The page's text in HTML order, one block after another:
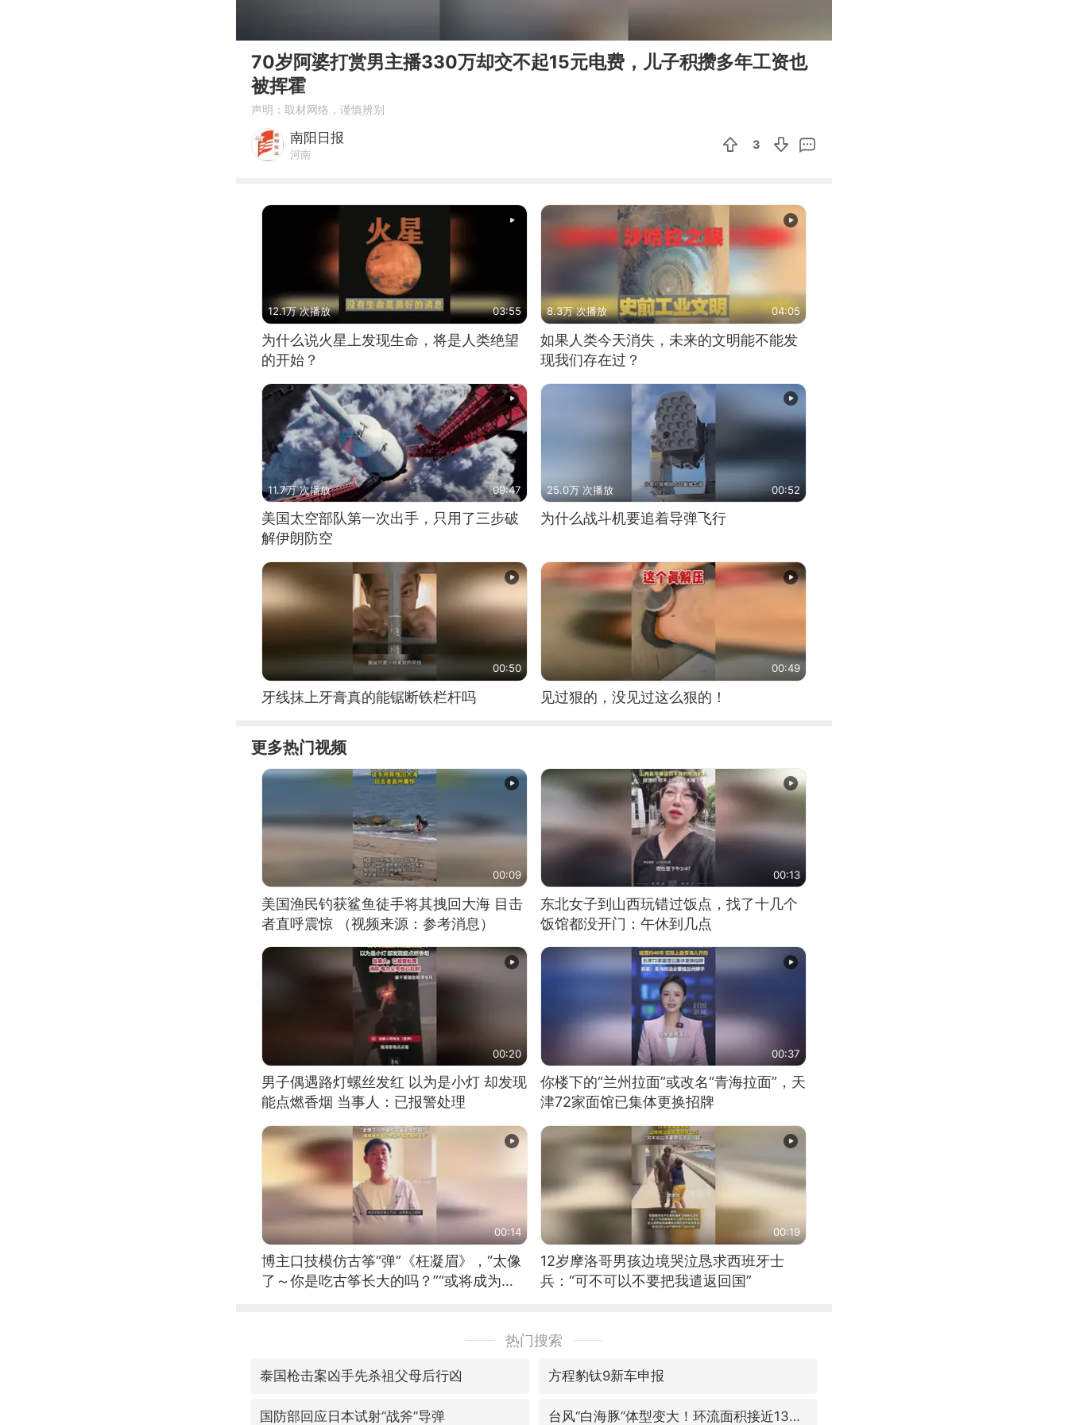
70岁阿婆打赏男主播330万却交不起15元电费，儿子积攒多年工资也
被挥霍
声明：取材网络，谨慎辨别
南阳日报
河南
3
12.1万 次播放 03:55
为什么说火星上发现生命，将是人类绝望
的开始？
8.3万 次播放 04:05
如果人类今天消失，未来的文明能不能发
现我们存在过？
11.7万 次播放 09:47
美国太空部队第一次出手，只用了三步破
解伊朗防空
25.0万 次播放 00:52
为什么战斗机要追着导弹飞行
00:50
牙线抹上牙膏真的能锯断铁栏杆吗
00:49
见过狠的，没见过这么狠的！
更多热门视频
00:09
美国渔民钓获鲨鱼徒手将其拽回大海 目击
者直呼震惊 （视频来源：参考消息）
00:13
东北女子到山西玩错过饭点，找了十几个
饭馆都没开门：午休到几点
00:20
男子偶遇路灯螺丝发红 以为是小灯 却发现
能点燃香烟 当事人：已报警处理
00:37
你楼下的“兰州拉面”或改名“青海拉面”，天
津72家面馆已集体更换招牌
00:14
博主口技模仿古筝“弹”《枉凝眉》，“太像
了～你是吃古筝长大的吗？”“或将成为首
00:19
12岁摩洛哥男孩边境哭泣恳求西班牙士
兵：“可不可以不要把我遣返回国”
热门搜索
泰国枪击案凶手先杀祖父母后行凶 方程豹钛9新车申报
国防部回应日本试射“战斧”导弹 台风“白海豚”体型变大！环流面积接近13个浙江那么大